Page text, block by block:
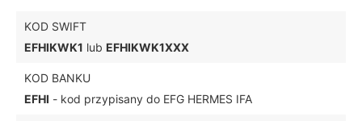
KOD SWIFT
EFHIKWK1 lub EFHIKWK1XXX
KOD BANKU
EFHI - kod przypisany do EFG HERMES IFA